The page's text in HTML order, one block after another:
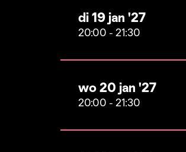
di 19 jan '27
20:00 - 21:30
wo 20 jan '27
20:00 - 21:30